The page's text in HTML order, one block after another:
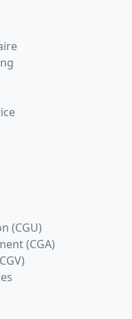
(CGU)
(CGA)